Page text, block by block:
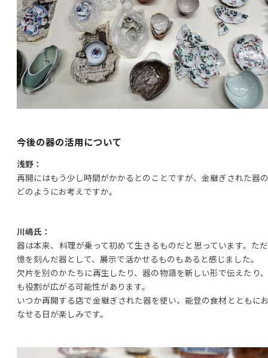
今後の器の活用について
浅野：
再開にはもう少し時間がかかるとのことですが、金継ぎされた器
どのようにお考えですか。
川嶋氏：
器は本来、料理が乗って初めて生きるものだと思っています。た
憶を刻んだ器として、展示で活かせるものもあると感じました。
欠片を別のかたちに再生したり、器の物語を新しい形で伝えたり
も役割が広がる可能性があります。
いつか再開する店で金継ぎされた器を使い、能登の食材とともに
なせる日が楽しみです。